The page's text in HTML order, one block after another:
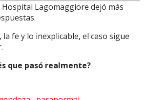
Hospital Lagomaggiore dejó más
la fe y lo inexplicable, el caso sigue
que pasó realmente?